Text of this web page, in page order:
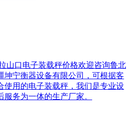
山口电子装载秤价格欢迎咨询鲁北
宁衡器设备有限公司，可根据客
使用的电子装载秤，我们是专业设
务为一体的生产厂家。